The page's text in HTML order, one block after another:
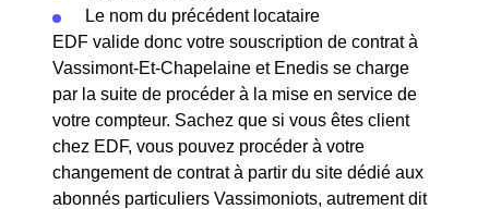
Le nom du précédent locataire
EDF valide donc votre souscription de contrat à
Vassimont-Et-Chapelaine et Enedis se charge
par la suite de procéder à la mise en service de
votre compteur. Sachez que si vous êtes client
chez EDF, vous pouvez procéder à votre
changement de contrat à partir du site dédié aux
abonnés particuliers Vassimoniots, autrement dit